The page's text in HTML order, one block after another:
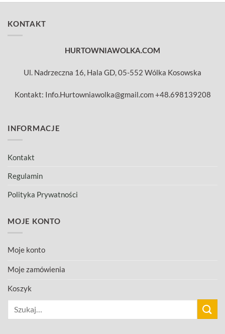
KONTAKT
HURTOWNIAWOLKA.COM
Ul. Nadrzeczna 16, Hala GD, 05-552 Wólka Kosowska
Kontakt: Info.Hurtowniawolka@gmail.com +48.698139208
INFORMACJE
Kontakt
Regulamin
Polityka Prywatności
MOJE KONTO
Moje konto
Moje zamówienia
Koszyk